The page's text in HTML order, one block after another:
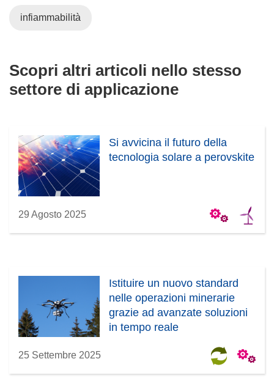
infiammabilità
Scopri altri articoli nello stesso
settore di applicazione
Si avvicina il futuro della
tecnologia solare a perovskite
29 Agosto 2025
Istituire un nuovo standard
nelle operazioni minerarie
grazie ad avanzate soluzioni
in tempo reale
25 Settembre 2025